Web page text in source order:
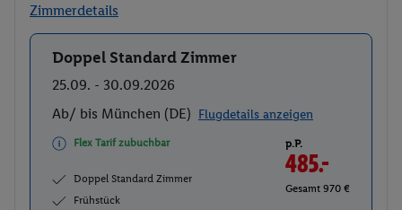
Zimmerdetails
Buchen
Doppel Standard Zimmer
25.09. - 30.09.2026
Ab/ bis München (DE) Flugdetails anzeigen
Flex Tarif zubuchbar
Doppel Standard Zimmer
Frühstück
p.P.
485.-
Gesamt 970 €